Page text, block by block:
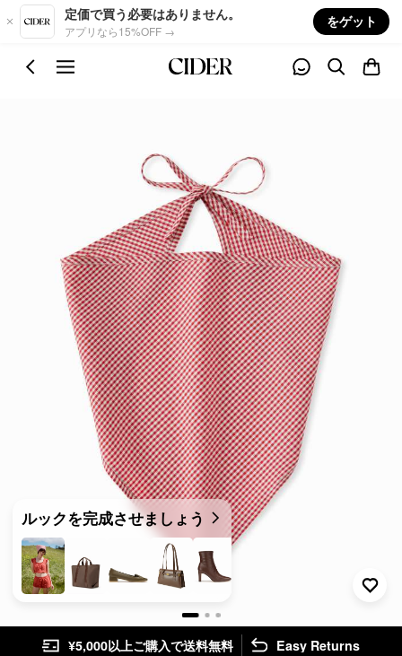
Skip to main content
定価で買う必要はありません。
アプリなら15%OFF →
をゲット
ルックを完成させましょう
¥5,000以上ご購入で送料無料 Easy Returns